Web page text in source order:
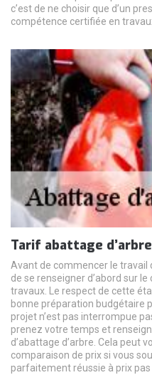
c’est de ne choisir que d’un
compétence certifiée en
Tarif abattage d’arbre
Avant de commencer le travail
de se renseigner d’abord sur
travaux. Le respect de cette
bonne préparation budgétaire
projet n’est pas interrompue
prenez votre temps et
d’abattage d’arbre. Cela peut
comparaison de prix si vous
parfaitement réussie à prix pas